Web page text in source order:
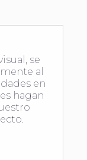
se
al
en
hagan